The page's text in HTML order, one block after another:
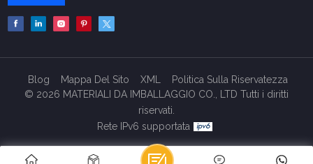
Blog Mappa Del Sito XML
Politica Sulla Riservatezza
© 2026 MATERIALI DA IMBALLAGGIO CO., LTD Tutti i diritti
riservati.
Rete IPv6 supportata